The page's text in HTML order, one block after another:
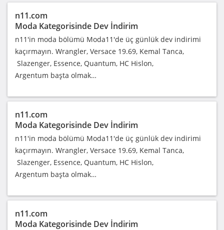
n11.com
Moda Kategorisinde Dev İndirim
n11'in moda bölümü Moda11'de üç günlük dev indirimi
kaçırmayın. Wrangler, Versace 19.69, Kemal Tanca,
Slazenger, Essence, Quantum, HC Hislon,
Argentum başta olmak…
n11.com
Moda Kategorisinde Dev İndirim
n11'in moda bölümü Moda11'de üç günlük dev indirimi
kaçırmayın. Wrangler, Versace 19.69, Kemal Tanca,
Slazenger, Essence, Quantum, HC Hislon,
Argentum başta olmak…
n11.com
Moda Kategorisinde Dev İndirim